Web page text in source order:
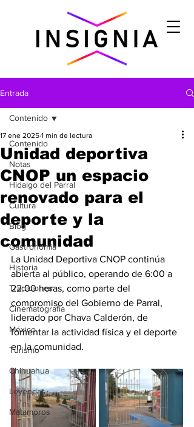
Entrada
Contenido
Notas
Hidalgo del Parral
Cultura
Blog
Gastronomìa
Historia
Tradiciones
Cinematografía
México
Turismo
Chihuahua
Leyendas
Matamoros
Contenido
Unidad deportiva
CNOP un espacio
renovado para el
deporte y la
comunidad
17 ene 2025 1 min de lectura
La Unidad Deportiva CNOP continúa
abierta al público, operando de 6:00 a
22:00 horas, como parte del
compromiso del Gobierno de Parral,
liderado por Chava Calderón, de
fomentar la actividad física y el deporte
en la comunidad.